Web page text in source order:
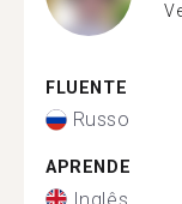
FLUENTE
Russo
APRENDE
Inglês